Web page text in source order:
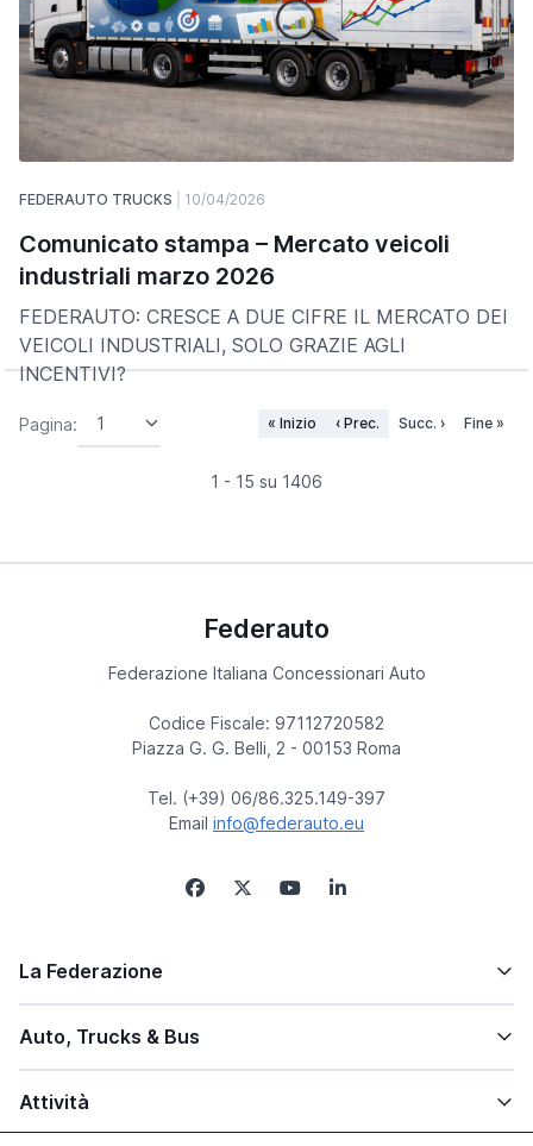
FEDERAUTO TRUCKS 10/04/2026
Comunicato stampa – Mercato veicoli
industriali marzo 2026
FEDERAUTO: CRESCE A DUE CIFRE IL MERCATO DEI
VEICOLI INDUSTRIALI, SOLO GRAZIE AGLI
INCENTIVI?
Pagina:
1 - 15 su 1406
« Inizio ‹ Prec. Succ. › Fine »
Federauto
Federazione Italiana Concessionari Auto
Codice Fiscale: 97112720582
Piazza G. G. Belli, 2 - 00153 Roma
Tel. (+39) 06/86.325.149-397
Email info@federauto.eu
La Federazione
Auto, Trucks & Bus
Attività